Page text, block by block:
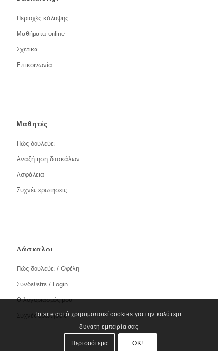
Περιοχές κάλυψης
Μαθήματα online
Σχετικά
Επικοινωνία
Μαθητές
Πώς δουλεύει
Αναζήτηση δασκάλων
Ασφάλεια
Συχνές ερωτήσεις
Δάσκαλοι
Πώς δουλεύει / Οφέλη
Συνδεθείτε / Login
Ο λογαριασμός μου
Συχνές ερωτήσεις
Το site αυτό χρησιμοποιεί cookies για την καλύτερη
δυνατή εμπειρία σας
Περισσότερα OK!